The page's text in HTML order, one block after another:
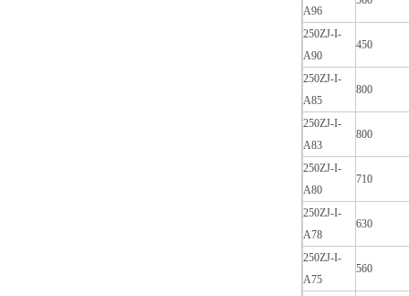
A96
250ZJ-I-
A90
450
250ZJ-I-
A85
800
250ZJ-I-
A83
800
250ZJ-I-
A80
710
250ZJ-I-
A78
630
250ZJ-I-
A75
560